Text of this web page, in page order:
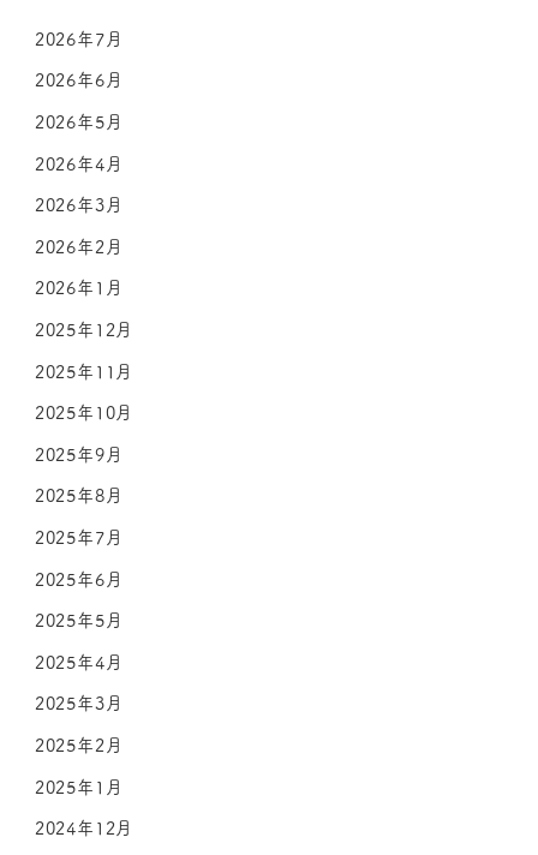
2026年7月
2026年6月
2026年5月
2026年4月
2026年3月
2026年2月
2026年1月
2025年12月
2025年11月
2025年10月
2025年9月
2025年8月
2025年7月
2025年6月
2025年5月
2025年4月
2025年3月
2025年2月
2025年1月
2024年12月